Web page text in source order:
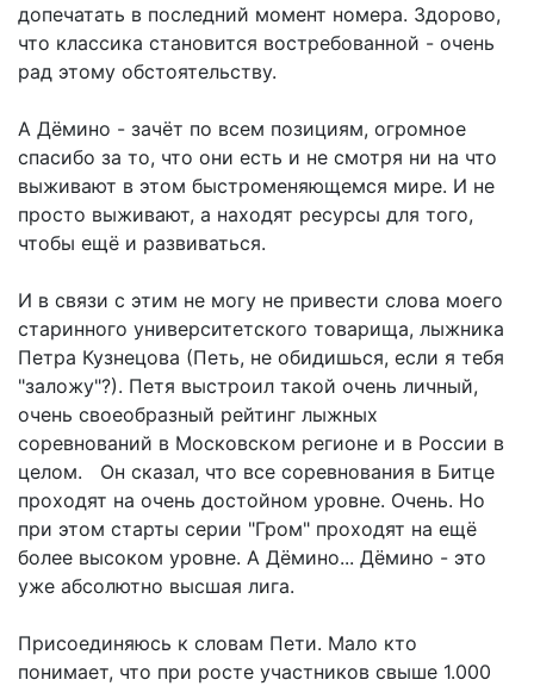
допечатать в последний момент номера. Здорово,
что классика становится востребованной - очень
рад этому обстоятельству.
А Дёмино - зачёт по всем позициям, огромное
спасибо за то, что они есть и не смотря ни на что
выживают в этом быстроменяющемся мире. И не
просто выживают, а находят ресурсы для того,
чтобы ещё и развиваться.
И в связи с этим не могу не привести слова моего
старинного университетского товарища, лыжника
Петра Кузнецова (Петь, не обидишься, если я тебя
"заложу"?). Петя выстроил такой очень личный,
очень своеобразный рейтинг лыжных
соревнований в Московском регионе и в России в
целом. Он сказал, что все соревнования в Битце
проходят на очень достойном уровне. Очень. Но
при этом старты серии "Гром" проходят на ещё
более высоком уровне. А Дёмино... Дёмино - это
уже абсолютно высшая лига.
Присоединяюсь к словам Пети. Мало кто
понимает, что при росте участников свыше 1.000